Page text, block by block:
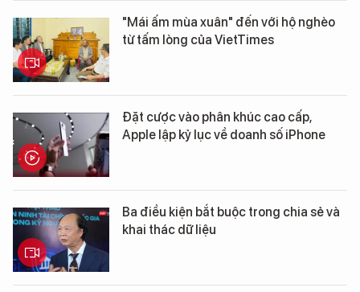
"Mái ấm mùa xuân" đến với hộ nghèo
từ tấm lòng của VietTimes
Đặt cược vào phân khúc cao cấp,
Apple lập kỷ lục về doanh số iPhone
Ba điều kiện bắt buộc trong chia sẻ và
khai thác dữ liệu